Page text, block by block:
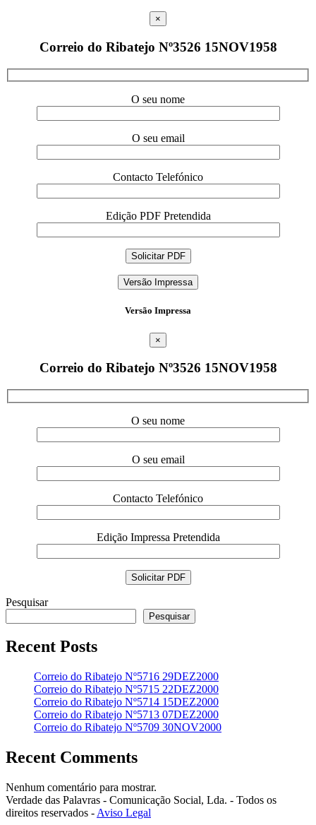
×
Correio do Ribatejo Nº3526 15NOV1958
O seu nome
O seu email
Contacto Telefónico
Edição PDF Pretendida
Versão Impressa
Versão Impressa
×
Correio do Ribatejo Nº3526 15NOV1958
O seu nome
O seu email
Contacto Telefónico
Edição Impressa Pretendida
Pesquisar
Pesquisar
Recent Posts
Correio do Ribatejo Nº5716 29DEZ2000
Correio do Ribatejo Nº5715 22DEZ2000
Correio do Ribatejo Nº5714 15DEZ2000
Correio do Ribatejo Nº5713 07DEZ2000
Correio do Ribatejo Nº5709 30NOV2000
Recent Comments
Nenhum comentário para mostrar.
Verdade das Palavras - Comunicação Social, Lda. - Todos os
direitos reservados - Aviso Legal